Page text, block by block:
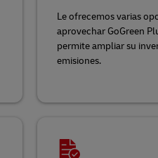
Le ofrecemos varias
aprovechar GoGreen
permite ampliar su
emisiones.